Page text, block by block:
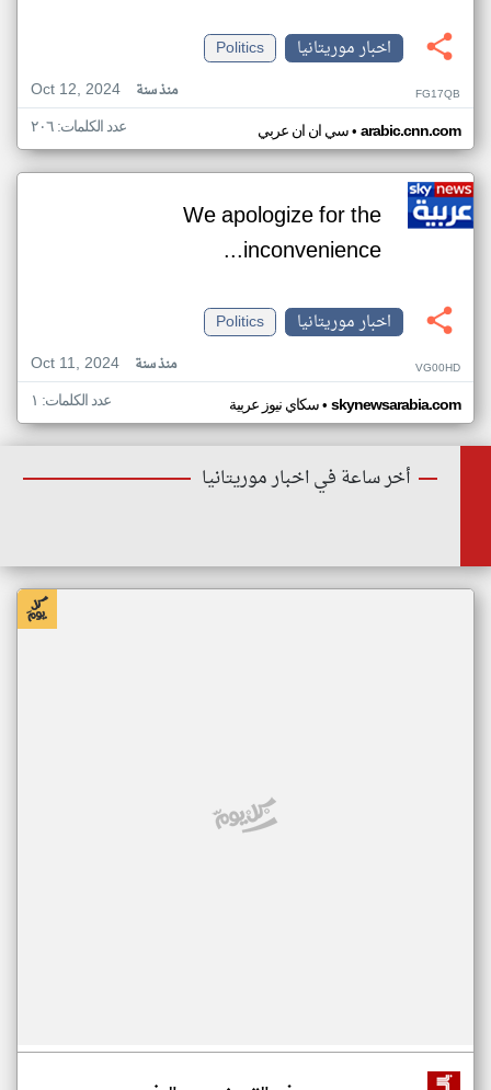
اخبار موريتانيا
Politics
Oct 12, 2024
منذ سنة FG17QB
سي ان ان عربي• arabic.cnn.com عدد الكلمات: ٢٠٦
We apologize for the
inconvenience...
اخبار موريتانيا
Politics
Oct 11, 2024
منذ سنة VG00HD
سكاي نيوز عربية• skynewsarabia.com عدد الكلمات: ١
أخر ساعة في اخبار موريتانيا